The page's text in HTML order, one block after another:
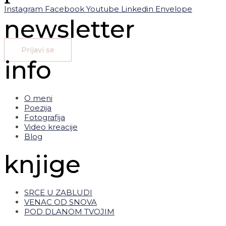
Instagram Facebook Youtube Linkedin Envelope
newsletter
Prijavi se
info
O meni
Poezija
Fotografija
Video kreacije
Blog
knjige
SRCE U ZABLUDI
VENAC OD SNOVA
POD DLANOM TVOJIM